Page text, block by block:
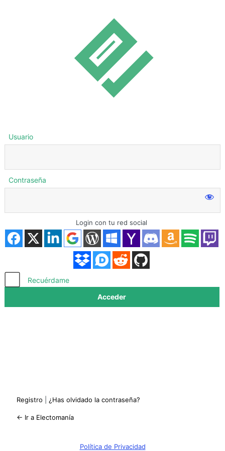
Acceder
Usuario
Contraseña
Login con tu red social
Recuérdame
Registro ¿Has olvidado la contraseña?
← Ir a Electomanía
Política de Privacidad